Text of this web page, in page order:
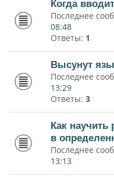
Когда
Последнее
08:48
Ответы: 1
Высунут
Последнее
13:29
Ответы: 3
Как научить
в
Последнее
13:13